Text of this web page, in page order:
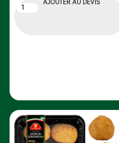
AJOUTER AU DEVIS